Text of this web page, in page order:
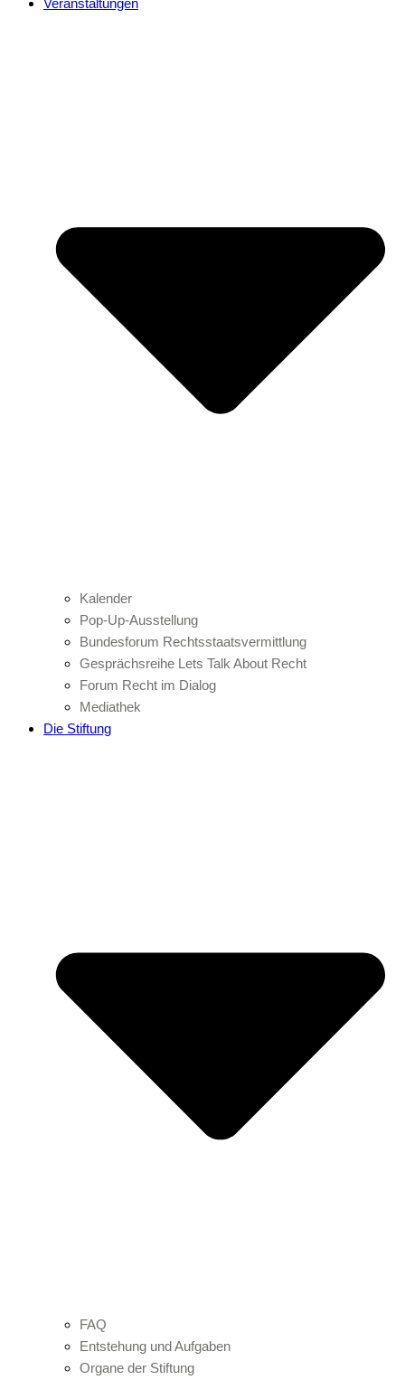
Veranstaltungen
Kalender
Pop-Up-Ausstellung
Bundesforum Rechtsstaatsvermittlung
Gesprächsreihe Lets Talk About Recht
Forum Recht im Dialog
Mediathek
Die Stiftung
FAQ
Entstehung und Aufgaben
Organe der Stiftung